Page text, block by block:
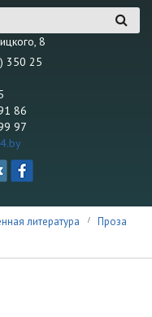
8
350 25
86
97
литература
Проза